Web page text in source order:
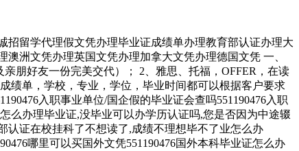
招留学代理假文凭办理毕业证成绩单办理教育部认证办理大
洲文凭办理英国文凭办理加拿大文凭办理德国文凭 一、
朋好友一份完美交代）； 2、雅思、托福，OFFER，在读
绩单，学校，专业，学位，毕业时间都可以根据客户要求
入职事业单位/国企假的毕业证会查吗551190476入职
么办理毕业证,没毕业可以办学历认证吗,您是否因为中途辍
认证在校挂科了不想读了,成绩不理想毕不了业怎么办
哪里可以买国外文凭551190476国外本科毕业证怎么办